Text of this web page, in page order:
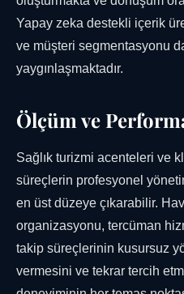
Yapay zeka destekli içerik
ve müşteri segmentasyonu
yaygınlaşmaktadır.
Ölçüm ve
Sağlık turizmi acenteleri ve
süreçlerin profesyonel
en üst düzeye çıkarabilir.
organizasyonu, tercüman
takip süreçlerinin kusursuz
vermesini ve tekrar tercih